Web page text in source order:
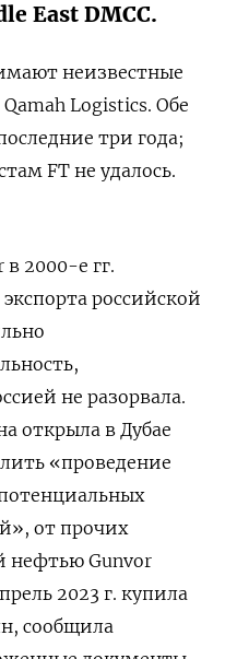
East DMCC.
неизвестные
Logistics. Обе
три года;
FT не удалось.
2000-е гг.
российской
не разорвала.
открыла в Дубае
«проведение
от прочих
нефтью Gunvor
2023 г. купила
сообщила